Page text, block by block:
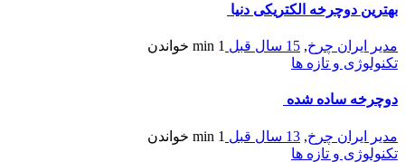
بهترین دوچرخه الکتریکی دنیا
مدیر ایران چرخ, 15 سال قبل 1 min
خواندن
تکنولوژی و تازه ها
دوچرخه ساده شده
مدیر ایران چرخ, 13 سال قبل 1 min
خواندن
تکنولوژی و تازه ها